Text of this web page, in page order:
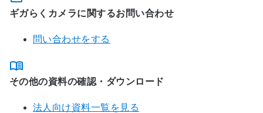
ギガらくカメラに関するお問い合わせ
問い合わせをする
その他の資料の確認・ダウンロード
法人向け資料一覧を見る